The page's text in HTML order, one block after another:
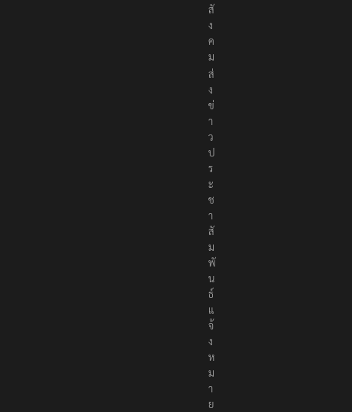
สั
ง
ค
ม
ส่
ง
ข่
า
ว
ป
ร
ะ
ช
า
สั
ม
พั
น
ธ์
แ
จ้
ง
ห
ม
า
ย